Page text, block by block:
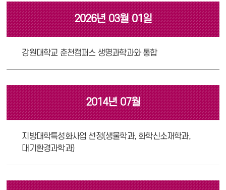
2026년 03월 01일
강원대학교 춘천캠퍼스 생명과학과와 통합
2014년 07월
지방대학특성화사업 선정(생물학과, 화학신소재학과,
대기환경과학과)